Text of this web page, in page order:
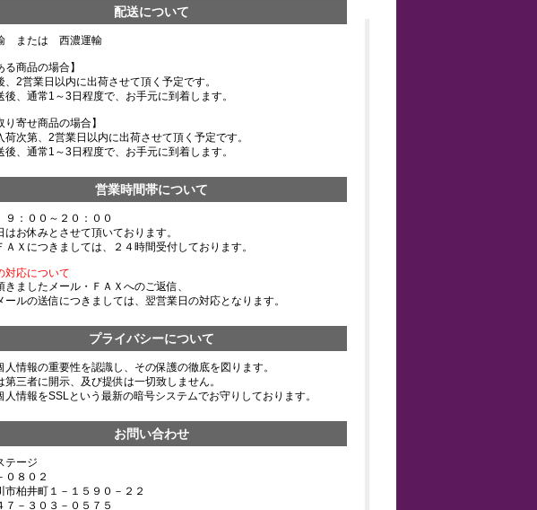
配送について
または 西濃運輸
る商品の場合】
、2営業日以内に出荷させて頂く予定です。
後、通常1～3日程度で、お手元に到着します。
り寄せ商品の場合】
荷次第、2営業日以内に出荷させて頂く予定です。
後、通常1～3日程度で、お手元に到着します。
営業時間帯について
：００～２０：００
はお休みとさせて頂いております。
ＡＸにつきましては、２４時間受付しております。
応について
きましたメール・ＦＡＸへのご返信、
ールの送信につきましては、翌営業日の対応となります。
プライバシーについて
人情報の重要性を認識し、その保護の徹底を図ります。
第三者に開示、及び提供は一切致しません。
人情報をSSLという最新の暗号システムでお守りしております。
お問い合わせ
テージ
０８０２
市柏井町１－１５９０－２２
７－３０３－０５７５